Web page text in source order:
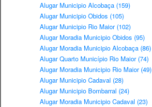
Alugar Municipio Alcobaça (159)
Alugar Municipio Obidos (105)
Alugar Municipio Rio Maior (102)
Alugar Moradia Municipio Obidos (95)
Alugar Moradia Municipio Alcobaça (86)
Alugar Quarto Município Rio Maior (74)
Alugar Moradia Municipio Rio Maior (49)
Alugar Municipio Cadaval (28)
Alugar Municipio Bombarral (24)
Alugar Moradia Municipio Cadaval (23)